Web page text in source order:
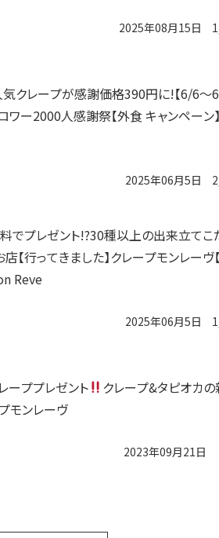
2025年08月15日
クレープが感謝価格390円に!【6/6～
ワー2000人感謝祭【外食 キャンペーン
2025年06月5日
でプレゼント!?30種以上の出来立てこ
【行ってきました】クレープモンレーヴ
Reve
2025年06月5日
ーププレゼント
クレープ&タピオカ
モンレーヴ
2023年09月21日